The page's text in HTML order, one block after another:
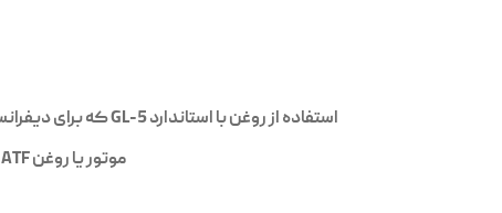
استفاده از روغن با استاندارد GL-5 که برای دیفرانسیل طراحی شده و به هم‌زمان‌سازهای گیربکس دستی آسیب می‌زندمخلوط کردن دو برند یا گرید مختلف استفاده از روغن
موتور یا روغن ATF به‌جای روغن گیربکس پر کردن بیش از حد که باعث فشار به کاسه‌نمدها و نشتی می‌شود